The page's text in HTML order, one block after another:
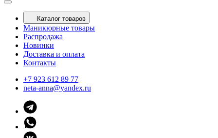
Каталог товаров
Маникюрные товары
Распродажа
Новинки
Доставка и оплата
Контакты
+7 923 612 89 77
neta-anna@yandex.ru